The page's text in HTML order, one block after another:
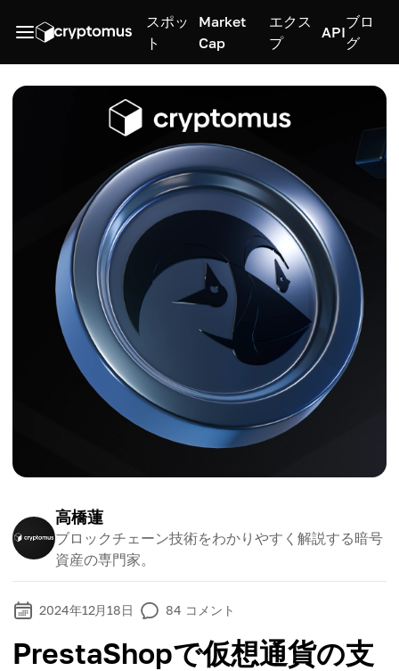
スポッ
ト
Market
Cap
エクス
プ
API
ブロ
グ
高橋蓮
ブロックチェーン技術をわかりやすく解説する暗号
資産の専門家。
2024年12月18日 84 コメント
PrestaShopで仮想通貨の支